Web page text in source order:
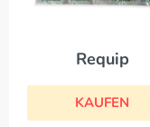
Requip
KAUFEN